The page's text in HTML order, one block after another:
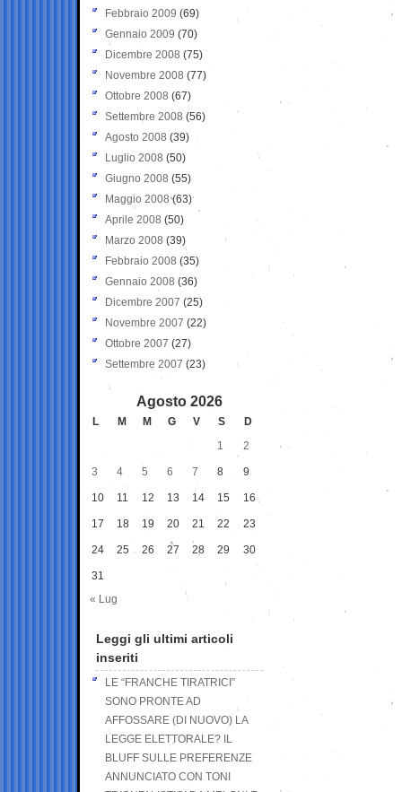
Febbraio 2009 (69)
Gennaio 2009 (70)
Dicembre 2008 (75)
Novembre 2008 (77)
Ottobre 2008 (67)
Settembre 2008 (56)
Agosto 2008 (39)
Luglio 2008 (50)
Giugno 2008 (55)
Maggio 2008(63)
Aprile 2008 (50)
Marzo 2008 (39)
Febbraio 2008 (35)
Gennaio 2008 (36)
Dicembre 2007 (25)
Novembre 2007 (22)
Ottobre 2007 (27)
Settembre 2007 (23)
Agosto 2026
L M M G V S
D
1
2
3 4 5 6 7 8 9
10 11 12 13 14 15 16
17 18 19 20 21 22 23
24 25 26 27 28 29 30
31
« Lug
Leggi gli ultimi articoli
inseriti
LE “FRANCHE TIRATRICI”
SONO PRONTE AD
AFFOSSARE (DI NUOVO) LA
LEGGE ELETTORALE? IL
BLUFF SULLE PREFERENZE
ANNUNCIATO CON TONI